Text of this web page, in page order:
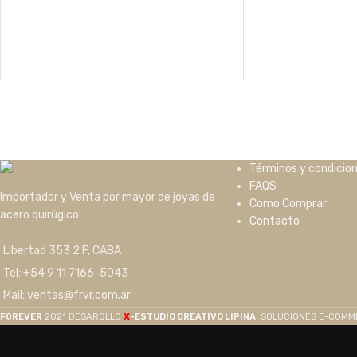
Importador y Venta por mayor de joyas de
acero quirúgico
Libertad 353 2 F, CABA
Tel: +54 9 11 7166-5043
Mail: ventas@frvr.com.ar
Términos y
FAQS
Como Comprar
Contacto
F0REVER 2021 DESAROLLO X-ESTUDIO CREATIVO LIPINA. SOLUCIONES E-